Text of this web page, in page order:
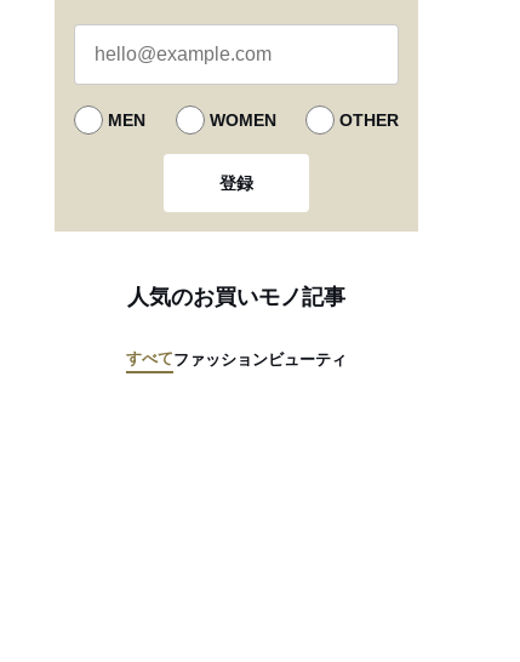
MEN WOMEN OTHER
登録
人気のお買いモノ記事
すべてファッションビューティ